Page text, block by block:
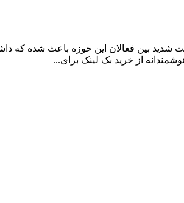
بین فعالان این حوزه باعث شده که داشتن
از خرید بک لینک برای...